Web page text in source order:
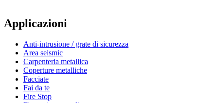
Applicazioni
Anti-intrusione / grate di sicurezza
Area seismic
Carpenteria metallica
Coperture metalliche
Facciate
Fai da te
Fire Stop